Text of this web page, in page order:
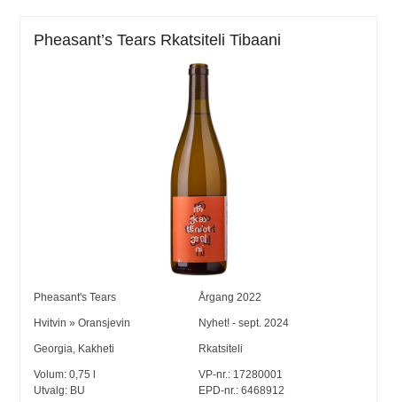
Pheasant’s Tears Rkatsiteli Tibaani
Pheasant's Tears Årgang 2022
Hvitvin »Oransjevin Nyhet! - sept. 2024
Georgia, Kakheti Rkatsiteli
Volum:0,75
Utvalg: BU
VP-nr.: 17280001
EPD-nr.: 6468912